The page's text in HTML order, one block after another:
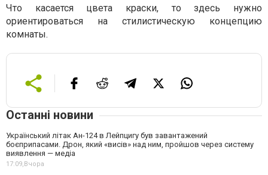
Что касается цвета краски, то здесь нужно
ориентироваться на стилистическую концепцию
комнаты.
Останні новини
Український літак Ан-124 в Лейпцигу був завантажений
боєприпасами. Дрон, який «висів» над ним, пройшов через систему
виявлення — медіа
17:09,Вчора